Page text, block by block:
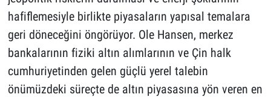
hafiflemesiyle birlikte piyasaların yapısal temalara
geri döneceğini öngörüyor. Ole Hansen, merkez
bankalarının fiziki altın alımlarının ve Çin halk
cumhuriyetinden gelen güçlü yerel talebin
önümüzdeki süreçte de altın piyasasına yön veren en